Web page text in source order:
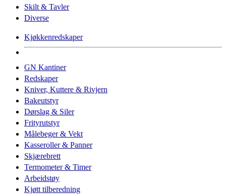
Skilt & Tavler
Diverse
Kjøkkenredskaper
GN Kantiner
Redskaper
Kniver, Kuttere & Rivjern
Bakeutstyr
Dørslag & Siler
Frityrutstyr
Målebeger & Vekt
Kasseroller & Panner
Skjærebrett
Termometer & Timer
Arbeidstøy
Kjøtt tilberedning